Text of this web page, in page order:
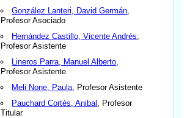
González Lanteri, David Germán
Profesor Asociado
Hernández Castillo, Vicente Andrés
Profesor Asistente
Lineros Parra, Manuel Alberto
Profesor Asistente
Meli None, Paula , Profesor Asistente
Pauchard Cortés, Anibal
, Profesor
Titular